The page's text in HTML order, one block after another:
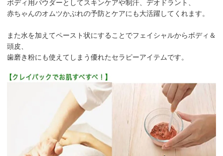
ボディ用パウダーとしてスキンケアや制汗、デオドラント、
赤ちゃんのオムツかぶれの予防とケアにも大活躍してくれます。
また水を加えてペースト状にすることでフェイシャルからボディ＆
頭皮、
歯磨き粉にも使えてしまう優れたセラピーアイテムです。